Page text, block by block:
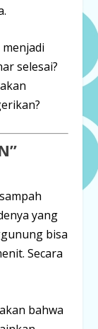
selesai?
yang
bisa
Secara
bahwa